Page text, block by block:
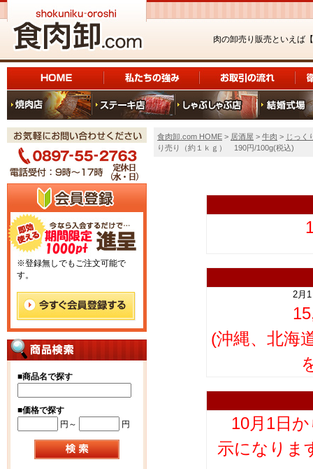
肉の卸売り販売といえば【
※登録無しでもご注文可能で
す。
■商品名で探す
■価格で探す
円～
円
食肉卸.com HOME > 居酒屋 > 牛肉 > じっく
り売り（約１ｋｇ） 190円/100g(税込)
2月
(沖縄、北海
10月1日
示になりま